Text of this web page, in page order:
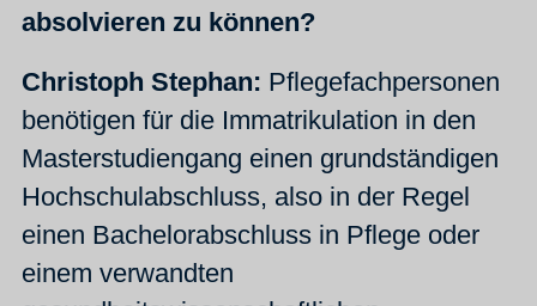
absolvieren zu können?
Christoph Stephan: Pflegefachpersonen
benötigen für die Immatrikulation in den
Masterstudiengang einen grundständigen
Hochschulabschluss, also in der Regel
einen Bachelorabschluss in Pflege oder
einem verwandten